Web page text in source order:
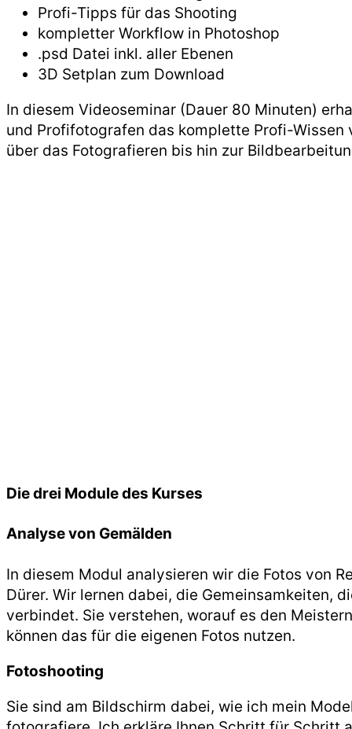
Profi-Tipps für das Shooting
kompletter Workflow in Photoshop
.psd Datei inkl. aller Ebenen
3D Setplan zum Download
In diesem Videoseminar (Dauer 80 Minuten)
und Profifotografen das komplette Profi-Wissen
über das Fotografieren bis hin zur
Die drei Module des Kurses
Analyse von Gemälden
In diesem Modul analysieren wir die Fotos von
Dürer. Wir lernen dabei, die Gemeinsamkeiten,
verbindet. Sie verstehen, worauf es den
können das für die eigenen Fotos nutzen.
Fotoshooting
Sie sind am Bildschirm dabei, wie ich mein